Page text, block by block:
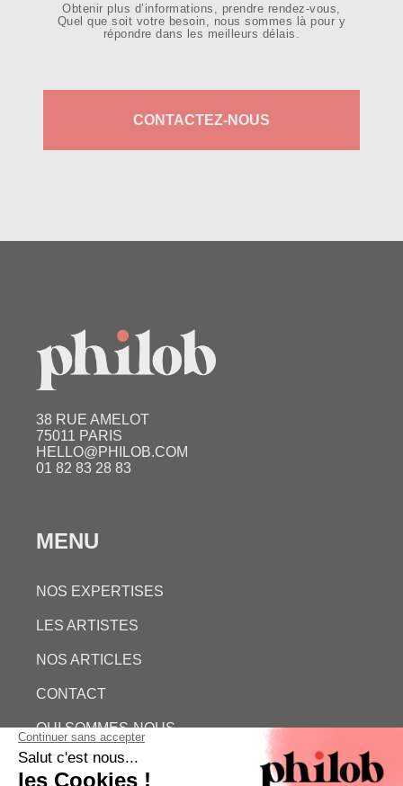
Obtenir plus d’informations, prendre rendez-vous,
Quel que soit votre besoin, nous sommes là pour y
répondre dans les meilleurs délais.
CONTACTEZ-NOUS
38 RUE AMELOT
75011 PARIS
HELLO@PHILOB.COM
01 82 83 28 83
MENU
NOS EXPERTISES
LES ARTISTES
NOS ARTICLES
CONTACT
QUI SOMMES-NOUS
ESTIMATION GRATUITE